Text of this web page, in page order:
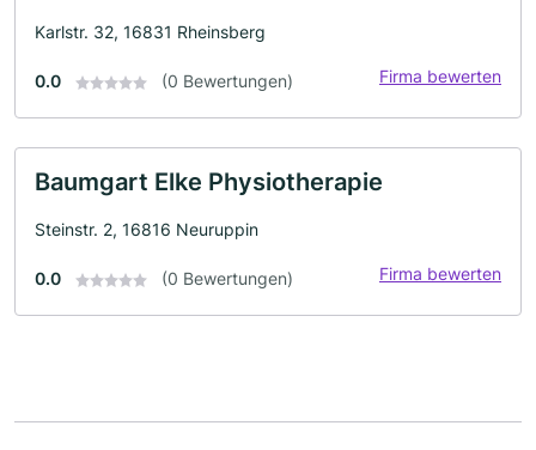
Karlstr. 32, 16831 Rheinsberg
0.0 (0 Bewertungen) Firma bewerten
Baumgart Elke Physiotherapie
Steinstr. 2, 16816 Neuruppin
0.0 (0 Bewertungen) Firma bewerten